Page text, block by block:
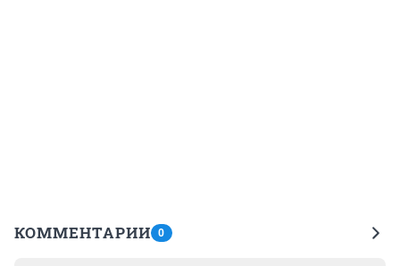
КОММЕНТАРИИ 0